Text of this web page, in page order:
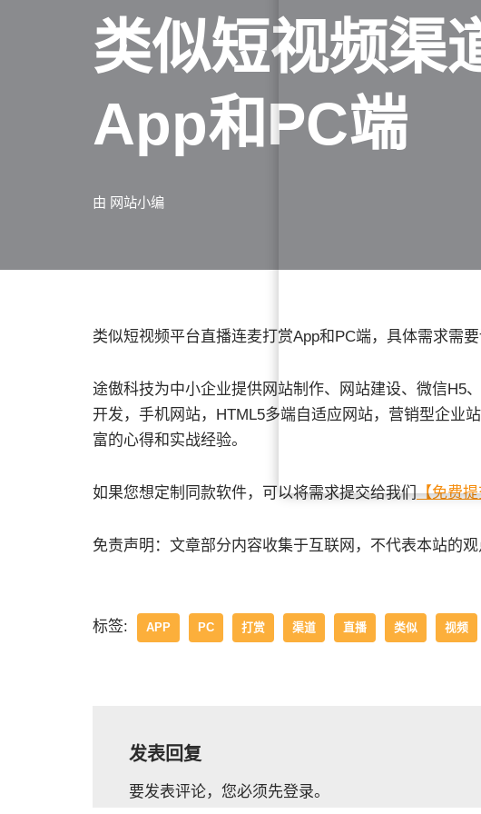
类似短视频渠
App和PC端
由 网站小编
类似短视频平台直播连麦打赏App和PC端，具体需求需
途傲科技为中小企业提供网站制作、网站建设、微信H5
开发，手机网站，HTML5多端自适应网站，营销型企业
富的心得和实战经验。
如果您想定制同款软件，可以将需求提交给我们【免费
免责声明：文章部分内容收集于互联网，不代表本站的
标签: APP PC 打赏 渠道 直播 类似 视频
发表回复
要发表评论，您必须先登录。